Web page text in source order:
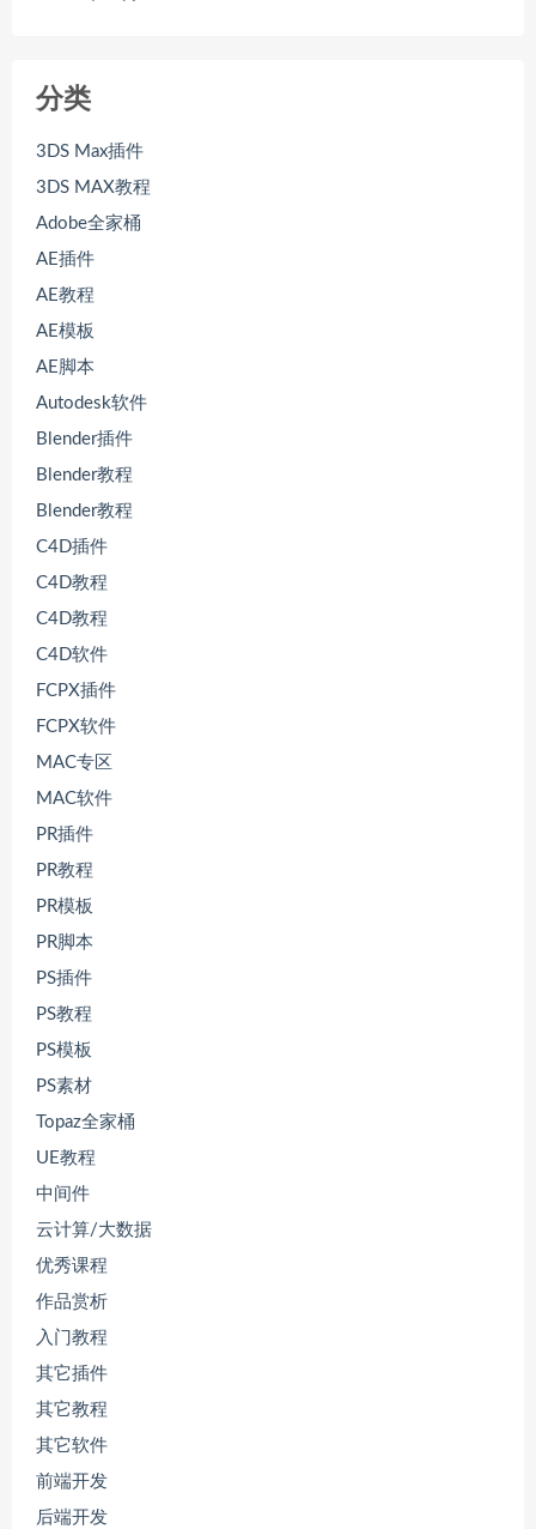
分类
3DS Max插件
3DS MAX教程
Adobe全家桶
AE插件
AE教程
AE模板
AE脚本
Autodesk软件
Blender插件
Blender教程
Blender教程
C4D插件
C4D教程
C4D教程
C4D软件
FCPX插件
FCPX软件
MAC专区
MAC软件
PR插件
PR教程
PR模板
PR脚本
PS插件
PS教程
PS模板
PS素材
Topaz全家桶
UE教程
中间件
云计算/大数据
优秀课程
作品赏析
入门教程
其它插件
其它教程
其它软件
前端开发
后端开发